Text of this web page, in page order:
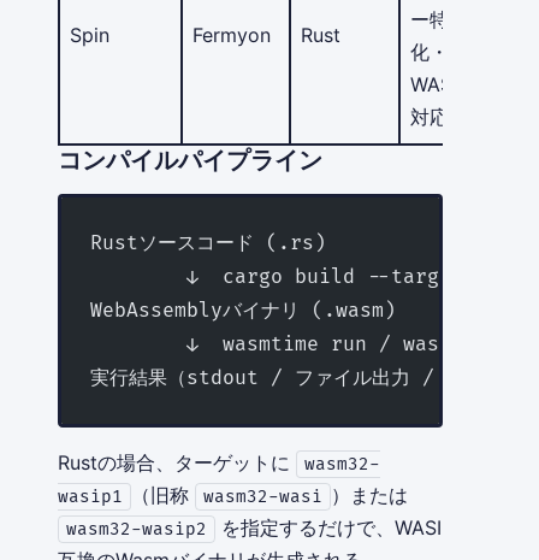
Spin Fermyon Rust
ー特
化・
WASI
対応
コンパイルパイプライン
Rustソースコード (.rs)
↓  cargo build --target
WebAssemblyバイナリ (.wasm)
        ↓  wasmtime run / wasmer run
実行結果（stdout / ファイル出力 / ネットワー
Rustの場合、ターゲットに
wasm32-
wasip1
（旧称 wasm32-wasi ）または
wasm32-wasip2
を指定するだけで、WASI